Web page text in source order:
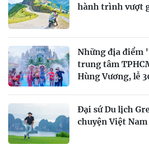
hành trình vượt
Những địa điểm
trung tâm
Hùng Vương, lễ
Đại sứ Du lịch
chuyện Việt